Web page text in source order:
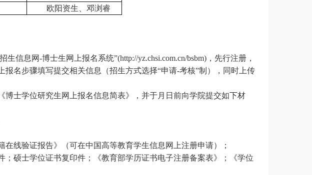
欧阳资生、邓浏睿
信息网-博士生网上报名系统”(http://yz.chsi.com.cn/bsbm)，先行注册，
名步骤填写提交相关信息（招生方式选择“申请-考核”制），同时上传
博士学位研究生网上报名信息简表》，并于月日前向学院提交如下材
线验证报告》（可在中国高等教育学生信息网上注册申请）；
；硕士学位证书复印件；《教育部学历证书电子注册备案表》；《学位